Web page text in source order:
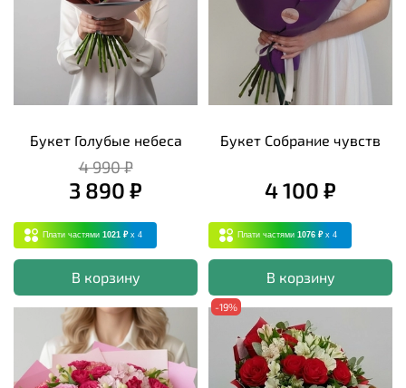
Букет Голубые небеса
4 990 ₽
3 890 ₽
Плати частями 1021 ₽ x 4
В корзину
Букет Собрание чувств
4 100 ₽
Плати частями 1076 ₽ x 4
В корзину
-19%